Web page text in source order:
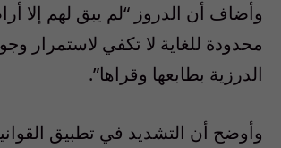
وأضاف أن الدروز “لم يبق لهم إلا
محدودة للغاية لا تكفي لاستمرار
الدرزية بطابعها وقراها”.
وأوضح أن التشديد في تطبيق